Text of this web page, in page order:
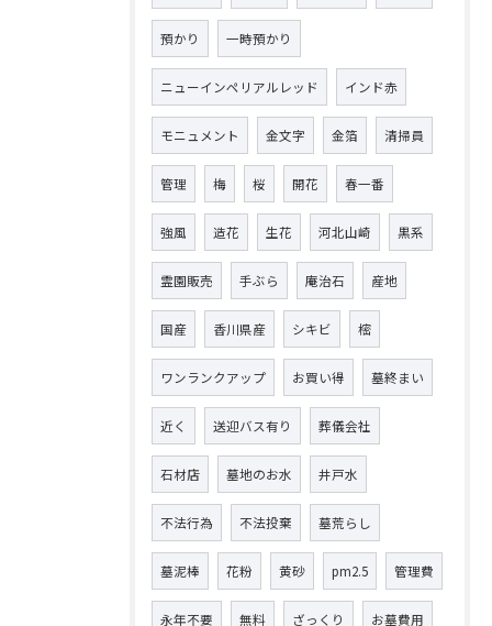
預かり 一時預かり
ニューインペリアルレッド インド赤
モニュメント 金文字 金箔 清掃員
管理 梅 桜 開花 春一番
強風 造花 生花 河北山崎 黒系
霊園販売 手ぶら 庵治石 産地
国産 香川県産 シキビ 樒
ワンランクアップ お買い得 墓終まい
近く 送迎バス有り 葬儀会社
石材店 墓地のお水 井戸水
不法行為 不法投棄 墓荒らし
墓泥棒 花粉 黄砂 pm2.5 管理費
永年不要 無料 ざっくり お墓費用